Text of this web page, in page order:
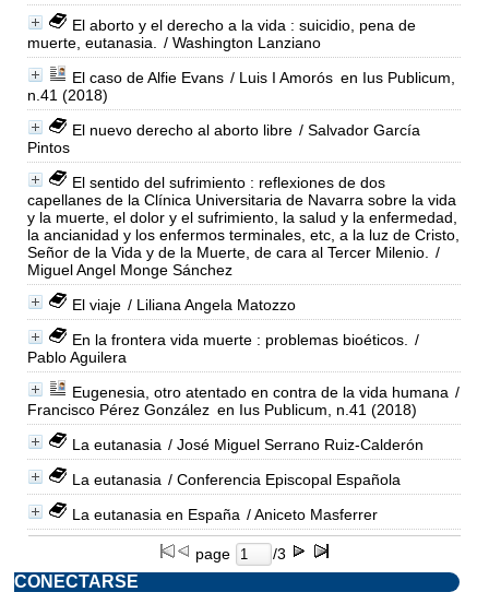
El aborto y el derecho a la vida : suicidio, pena de
muerte, eutanasia.
/ Washington Lanziano
El caso de Alfie Evans / Luis I Amorós en Ius Publicum,
n.41 (2018)
El nuevo derecho al aborto libre / Salvador García
Pintos
El sentido del sufrimiento : reflexiones de dos
capellanes de la Clínica Universitaria de Navarra sobre la vida
y la muerte, el dolor y el sufrimiento, la salud y la enfermedad,
la ancianidad y los enfermos terminales, etc, a la luz de Cristo,
Señor de la Vida y de la Muerte, de cara al Tercer Milenio.
/
Miguel Angel Monge Sánchez
El viaje / Liliana Angela Matozzo
En la frontera vida muerte : problemas bioéticos.
/
Pablo Aguilera
Eugenesia, otro atentado en contra de la vida humana /
Francisco Pérez González en Ius Publicum, n.41 (2018)
La eutanasia / José Miguel Serrano Ruiz-Calderón
La eutanasia / Conferencia Episcopal Española
La eutanasia en España / Aniceto Masferrer
page /3
CONECTARSE